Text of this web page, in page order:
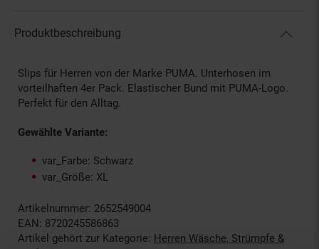
Produktbeschreibung
Slips für Herren von der Marke PUMA. Unterhosen im
vorteilhaften 4er Pack. Elastischer Bund mit PUMA-Logo.
Perfekt für den Alltag.
Gewählte Variante:
var_Farbe: Schwarz
var_Größe: XL
Artikelnummer: 2652549004
EAN: 8720245586863
Artikel gehört zur Kategorie: Herren Wäsche, Strümpfe &